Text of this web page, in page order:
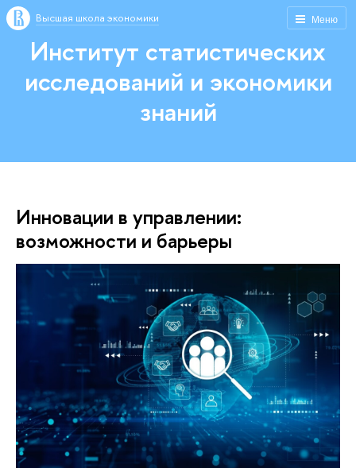
Меню
Высшая школа экономики
Институт статистических
исследований и экономики
знаний
Инновации в управлении:
возможности и барьеры